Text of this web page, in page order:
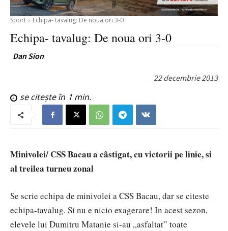
Sport Echipa- tavalug: De noua ori 3-0
Echipa- tavalug: De noua ori 3-0
Dan Sion
22 decembrie 2013
se citește în 1 min.
Minivolei/ CSS Bacau a câstigat, cu victorii pe linie, si
al treilea turneu zonal
Se scrie echipa de minivolei a CSS Bacau, dar se citeste
echipa-tavalug. Si nu e nicio exagerare! In acest sezon,
elevele lui Dumitru Matanie si-au „asfaltat” toate